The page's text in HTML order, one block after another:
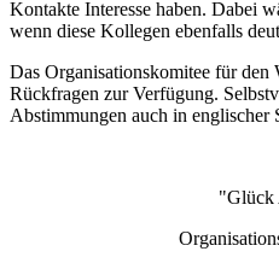
Kontakte Interesse haben. Dabei
wenn diese Kollegen ebenfalls
Das Organisationskomitee für den
Rückfragen zur Verfügung.
Abstimmungen auch in englischer